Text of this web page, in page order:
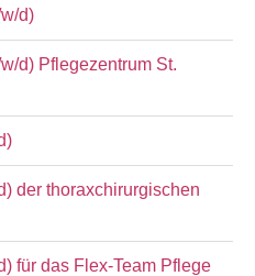
d)
d) Pflegezentrum St.
der thoraxchirurgischen
für das Flex-Team Pflege